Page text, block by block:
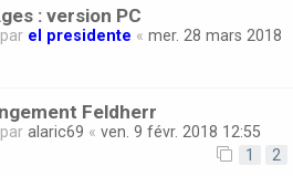
: version PC
el presidente « mer. 28 mars 2018
Feldherr
alaric69 « ven. 9 févr. 2018 12:55
1 2